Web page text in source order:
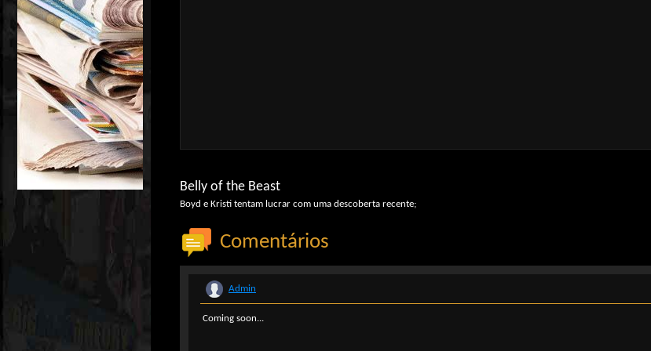
Belly of the Beast
Boyd e Kristi tentam lucrar com uma descoberta recente;
Comentários
Admin
Coming soon...